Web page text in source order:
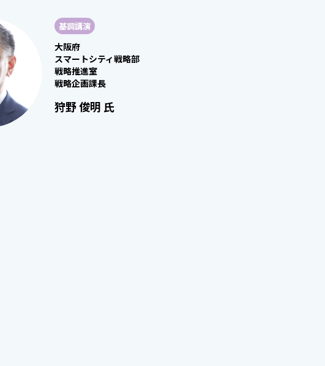
基調講演
大阪府
スマートシティ戦略部
戦略推進室
戦略企画課長
狩野 俊明 氏